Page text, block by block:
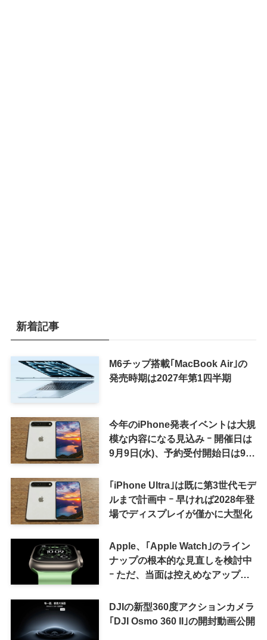
新着記事
M6チップ搭載｢MacBook Air｣の
発売時期は2027年第1四半期
今年のiPhone発表イベントは大規
模な内容になる見込み ｰ 開催日は
9月9日(水)、予約受付開始日は9月
｢iPhone Ultra｣は既に第3世代モデ
ルまで計画中 ｰ 早ければ2028年登
場でディスプレイが僅かに大型化
Apple、｢Apple Watch｣のライン
ナップの根本的な見直しを検討中
ｰ ただ、当面は控えめなアップグ
DJIの新型360度アクションカメラ
｢DJI Osmo 360 II｣の開封動画公開